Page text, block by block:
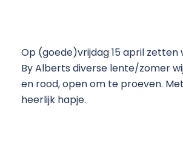
Op (goede)vrijdag 15 april zetten
By Alberts diverse lente/zomer
en rood, open om te proeven.
heerlijk hapje.